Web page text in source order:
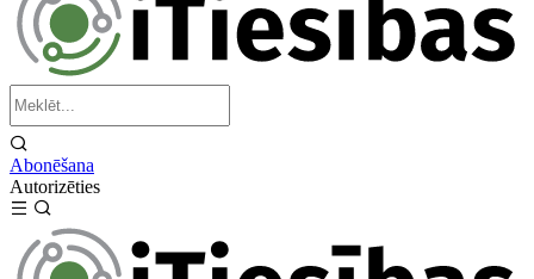
Abonēšana
Autorizēties